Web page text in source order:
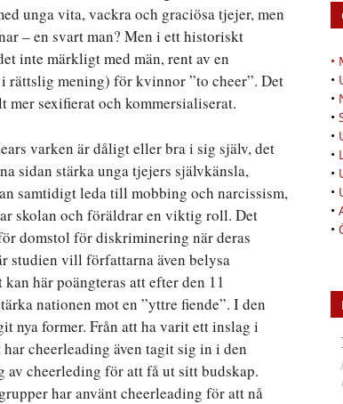
unga vita, vackra och graciösa tjejer, men
– en svart man? Men i ett historiskt
inte märkligt med män, rent av en
mening) för kvinnor ”to cheer”. Det
sexifierat och kommersialiserat.
varken är dåligt eller bra i sig själv, det
sidan stärka unga tjejers självkänsla,
samtidigt leda till mobbing och narcissism,
skolan och föräldrar en viktig roll. Det
domstol för diskriminering när deras
studien vill författarna även belysa
här poängteras att efter den 11
nationen mot en ”yttre fiende”. I den
nya former. Från att ha varit ett inslag i
cheerleading även tagit sig in i den
cheerleding för att få ut sitt budskap.
har använt cheerleading för att nå
•
•
•
•
•
•
•
•
•
•